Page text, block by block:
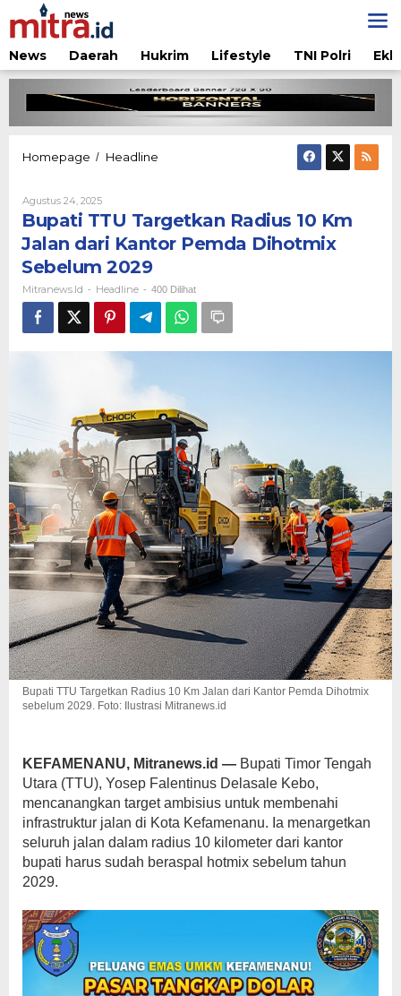
Lewati
ke
konten
News
Daerah Hukrim Lifestyle TNI Polri
Homepage / Headline
10
Jalan
Kantor
Pemda
Dihotmix
Sebelum
2029
Agustus 24, 2025Oleh
Mitranews.id
Bupati TTU Targetkan Radius 10 Km
Jalan dari Kantor Pemda Dihotmix
Sebelum 2029
Mitranews.id - Headline - 400 Dilihat
Bupati TTU Targetkan Radius 10 Km Jalan dari Kantor Pemda Dihotmix
sebelum 2029. Foto: Ilustrasi Mitranews.id
KEFAMENANU, Mitranews.id — Bupati Timor Tengah
Utara (TTU), Yosep Falentinus Delasale Kebo,
mencanangkan target ambisius untuk membenahi
infrastruktur jalan di Kota Kefamenanu. Ia menargetkan
seluruh jalan dalam radius 10 kilometer dari kantor
bupati harus sudah beraspal hotmix sebelum tahun
2029.